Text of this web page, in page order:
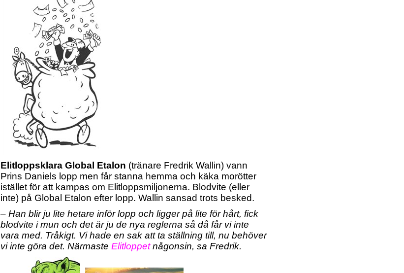
Elitloppsklara Global Etalon (tränare Fredrik Wallin) vann
Prins Daniels lopp men får stanna hemma och käka morötter
istället för att kampas om Elitloppsmiljonerna. Blodvite (eller
inte) på Global Etalon efter lopp. Wallin sansad trots besked.
– Han blir ju lite hetare inför lopp och ligger på lite för hårt, fick
blodvite i mun och det är ju de nya reglerna så då får vi inte
vara med. Tråkigt. Vi hade en sak att ta ställning till, nu behöver
vi inte göra det. Närmaste Elitloppetnågonsin, sa Fredrik.